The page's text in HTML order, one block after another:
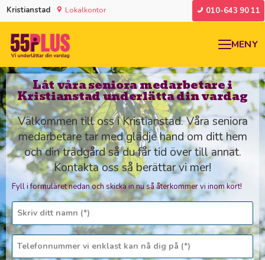
Kristianstad Lokalkontor 010-643 90 11
MENY
Låt våra seniora medarbetare i
Kristianstad underlätta din vardag
Välkommen till oss i Kristianstad. Våra seniora
medarbetare tar med glädje hand om ditt hem
och din trädgård så du får tid över till annat.
Kontakta oss så berättar vi mer!
Fyll i formuläret nedan och skicka in nu så återkommer vi inom kort!